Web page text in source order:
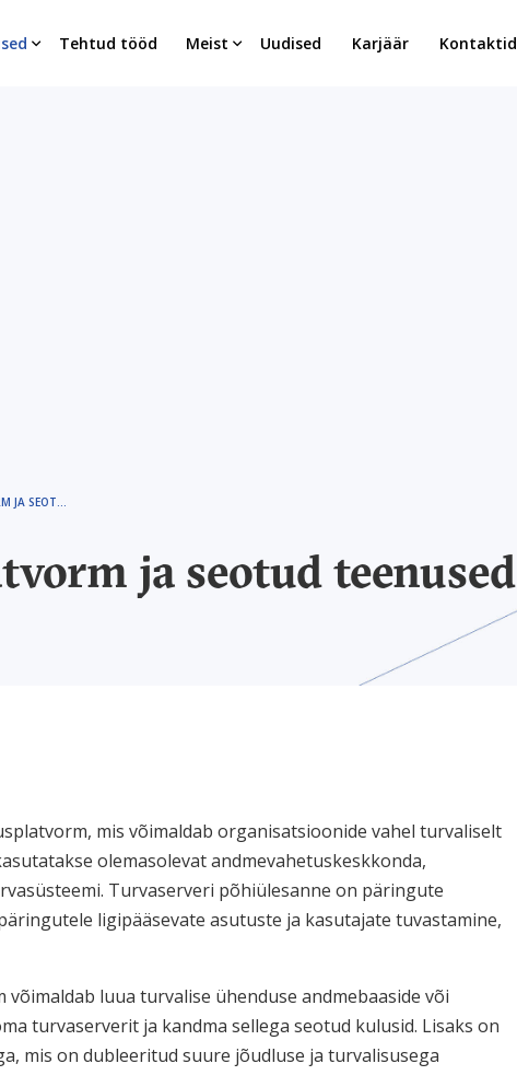
Tehtud tööd Meist Uudised Karjäär Kontaktid
TEENUSED
ja seotud teenused
mis võimaldab organisatsioonide vahel turvaliselt
olemasolevat andmevahetuskeskkonda,
Turvaserveri põhiülesanne on päringute
ligipääsevate asutuste ja kasutajate tuvastamine,
luua turvalise ühenduse andmebaaside või
turvaserverit ja kandma sellega seotud kulusid. Lisaks on
mis on dubleeritud suure jõudluse ja turvalisusega